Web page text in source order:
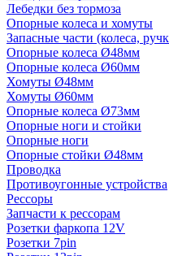
Лебедки без тормоза
Опорные колеса и хомуты
Запасные части (колеса,
Опорные колеса Ø48мм
Опорные колеса Ø60мм
Хомуты Ø48мм
Хомуты Ø60мм
Опорные колеса Ø73мм
Опорные ноги и стойки
Опорные ноги
Опорные стойки Ø48мм
Проводка
Противоугонные устройства
Рессоры
Запчасти к рессорам
Розетки фаркопа 12V
Розетки 7pin